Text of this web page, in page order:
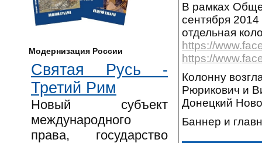
Модернизация России
Святая Русь -
Третий Рим
Новый субъект
международного
права, государство
В рамках
сентября
отдельная
https://
https://
Колонну
Рюрикович и
Донецкий
Баннер и